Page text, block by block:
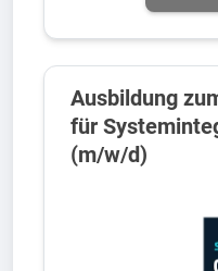
Ausbildung
für
(m/w/d)